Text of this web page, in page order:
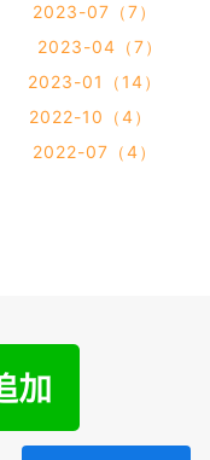
2023-07（7）
2023-04（7）
2023-01（14）
2022-10（4）
2022-07（4）